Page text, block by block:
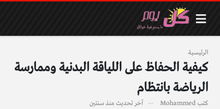
الرئيسية
كيفية الحفاظ على اللياقة البدنية وممارسة
الرياضة بانتظام
كتب Mohammed آخر تحديث منذ سنتين